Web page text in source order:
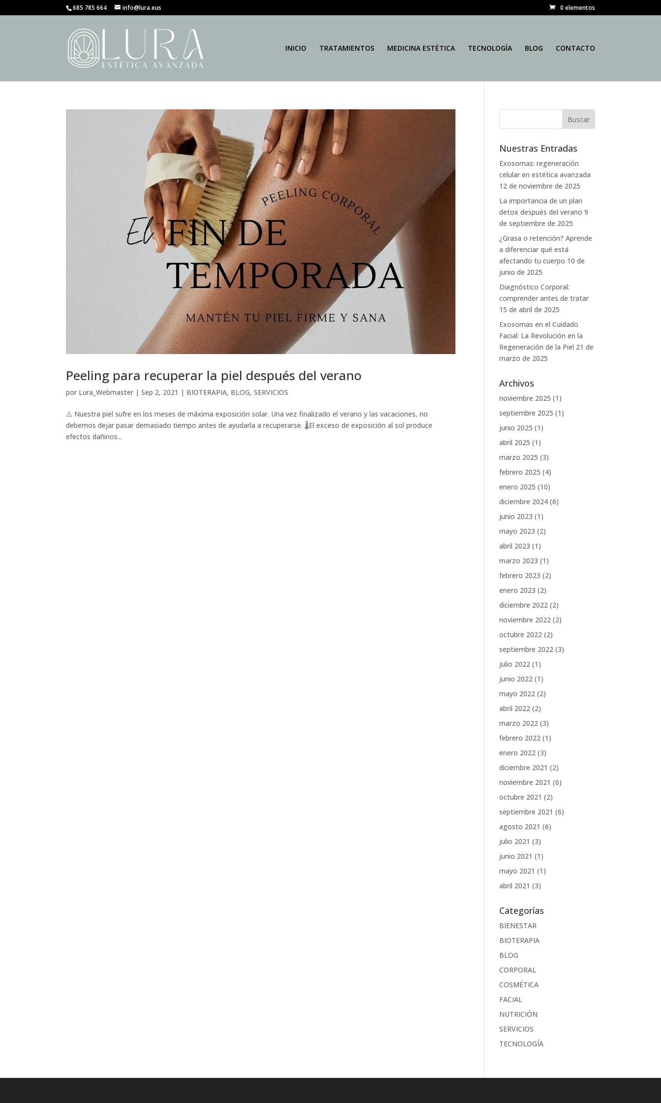
685 785 664 info@lura.eus 0 elementos
INICIO TRATAMIENTOS MEDICINA ESTÉTICA TECNOLOGÍA BLOG CONTACTO
Peeling para recuperar la piel después del verano
por Lura_Webmaster |Sep 2, 2021 | BIOTERAPIA, BLOG,SERVICIOS
⚠️ Nuestra piel sufre en los meses de máxima exposición solar. Una vez finalizado el verano y las vacaciones, no
debemos dejar pasar demasiado tiempo antes de ayudarla a recuperarse. 🌡️El exceso de exposición al sol produce
efectos dañinos...
Nuestras Entradas
Exosomas: regeneración
celular en estética avanzada
12 de noviembre de 2025
La importancia de un plan
detox después del verano 9
de septiembre de 2025
¿Grasa o retención? Aprende
a diferenciar qué está
afectando tu cuerpo 10 de
junio de 2025
Diagnóstico Corporal:
comprender antes de tratar
15 de abril de 2025
Exosomas en el Cuidado
Facial: La Revolución en la
Regeneración de la Piel 21 de
marzo de 2025
Archivos
noviembre 2025 (1)
septiembre 2025 (1)
junio 2025 (1)
abril 2025 (1)
marzo 2025 (3)
febrero 2025 (4)
enero 2025 (10)
diciembre 2024 (6)
junio 2023 (1)
mayo 2023 (2)
abril 2023 (1)
marzo 2023 (1)
febrero 2023 (2)
enero 2023 (2)
diciembre 2022 (2)
noviembre 2022 (2)
octubre 2022 (2)
septiembre 2022 (3)
julio 2022 (1)
junio 2022 (1)
mayo 2022 (2)
abril 2022 (2)
marzo 2022 (3)
febrero 2022 (1)
enero 2022 (3)
diciembre 2021 (2)
noviembre 2021 (6)
octubre 2021 (2)
septiembre 2021 (6)
agosto 2021 (6)
julio 2021 (3)
junio 2021 (1)
mayo 2021 (1)
abril 2021 (3)
Categorías
BIENESTAR
BIOTERAPIA
BLOG
CORPORAL
COSMÉTICA
FACIAL
NUTRICIÓN
SERVICIOS
TECNOLOGÍA